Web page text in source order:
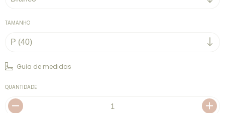
TAMANHO
Guia de medidas
QUANTIDADE